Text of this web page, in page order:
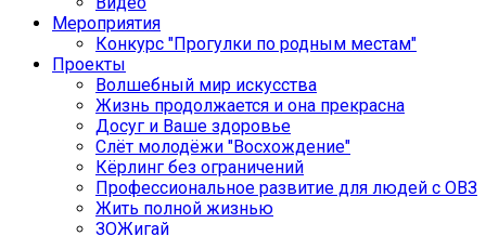
Мероприятия
Конкурс "Прогулки по родным местам"
Проекты
Волшебный мир искусства
Жизнь продолжается и она прекрасна
Досуг и Ваше здоровье
Cлёт молодёжи "Восхождение"
Кёрлинг без ограничений
Профессиональное развитие для людей с ОВЗ
Жить полной жизнью
ЗОЖигай